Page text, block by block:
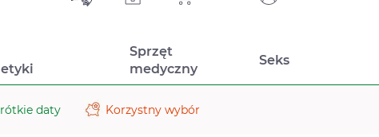
Sprzęt
medyczny
Seks
daty Korzystny wybór